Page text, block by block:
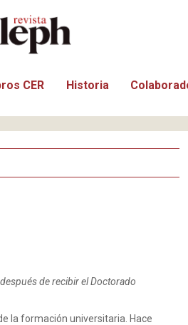
CER Historia
de recibir el Doctorado
la formación universitaria. Hace